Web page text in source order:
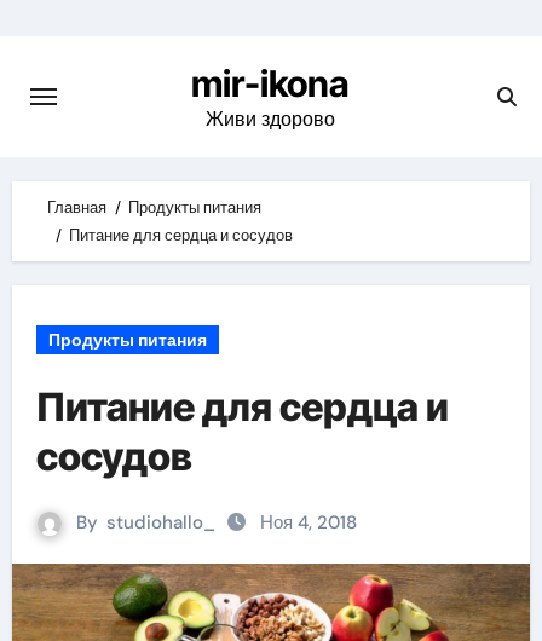
content
mir-ikona
Живи здорово
Главная
Продукты питания
Питание для сердца и сосудов
Продукты питания
Питание для сердца и
сосудов
By studiohallo_ Ноя 4, 2018